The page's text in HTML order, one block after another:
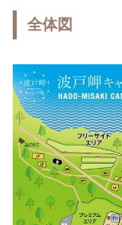
全体図